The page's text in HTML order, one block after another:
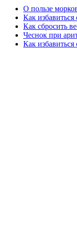
О пользе
Как избавиться
Как сбросить
Чеснок при
Как избавиться